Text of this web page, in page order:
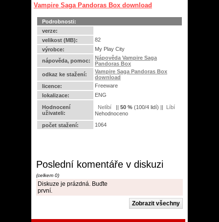
Vampire Saga Pandoras Box download
Podrobnosti:
verze:
velikost (MB):
82
výrobce:
My Play City
nápověda, pomoc:
Nápověda Vampire Saga
Pandoras Box
odkaz ke stažení:
Vampire Saga Pandoras Box
download
licence:
Freeware
lokalizace:
ENG
Hodnocení
uživateli:
|| 50 % (100/4 lidí) ||
Nehodnoceno
počet stažení:
1064
Poslední komentáře v diskuzi
(celkem 0)
Diskuze je prázdná. Buďte
první.